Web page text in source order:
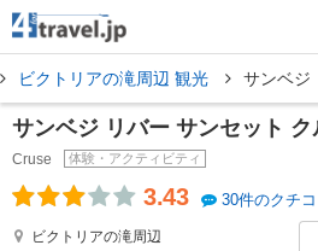
ビクトリアの滝周辺 観光 サンベジ
サンベジ リバー サンセット
Cruse
体験・アクティビティ
3.43 30件のクチコ
ビクトリアの滝周辺